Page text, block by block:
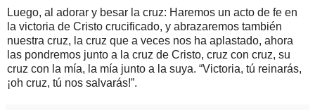
Luego, al adorar y besar la cruz: Haremos un acto de fe en
la victoria de Cristo crucificado, y abrazaremos también
nuestra cruz, la cruz que a veces nos ha aplastado, ahora
las pondremos junto a la cruz de Cristo, cruz con cruz, su
cruz con la mía, la mía junto a la suya. “Victoria, tú reinarás,
¡oh cruz, tú nos salvarás!”.